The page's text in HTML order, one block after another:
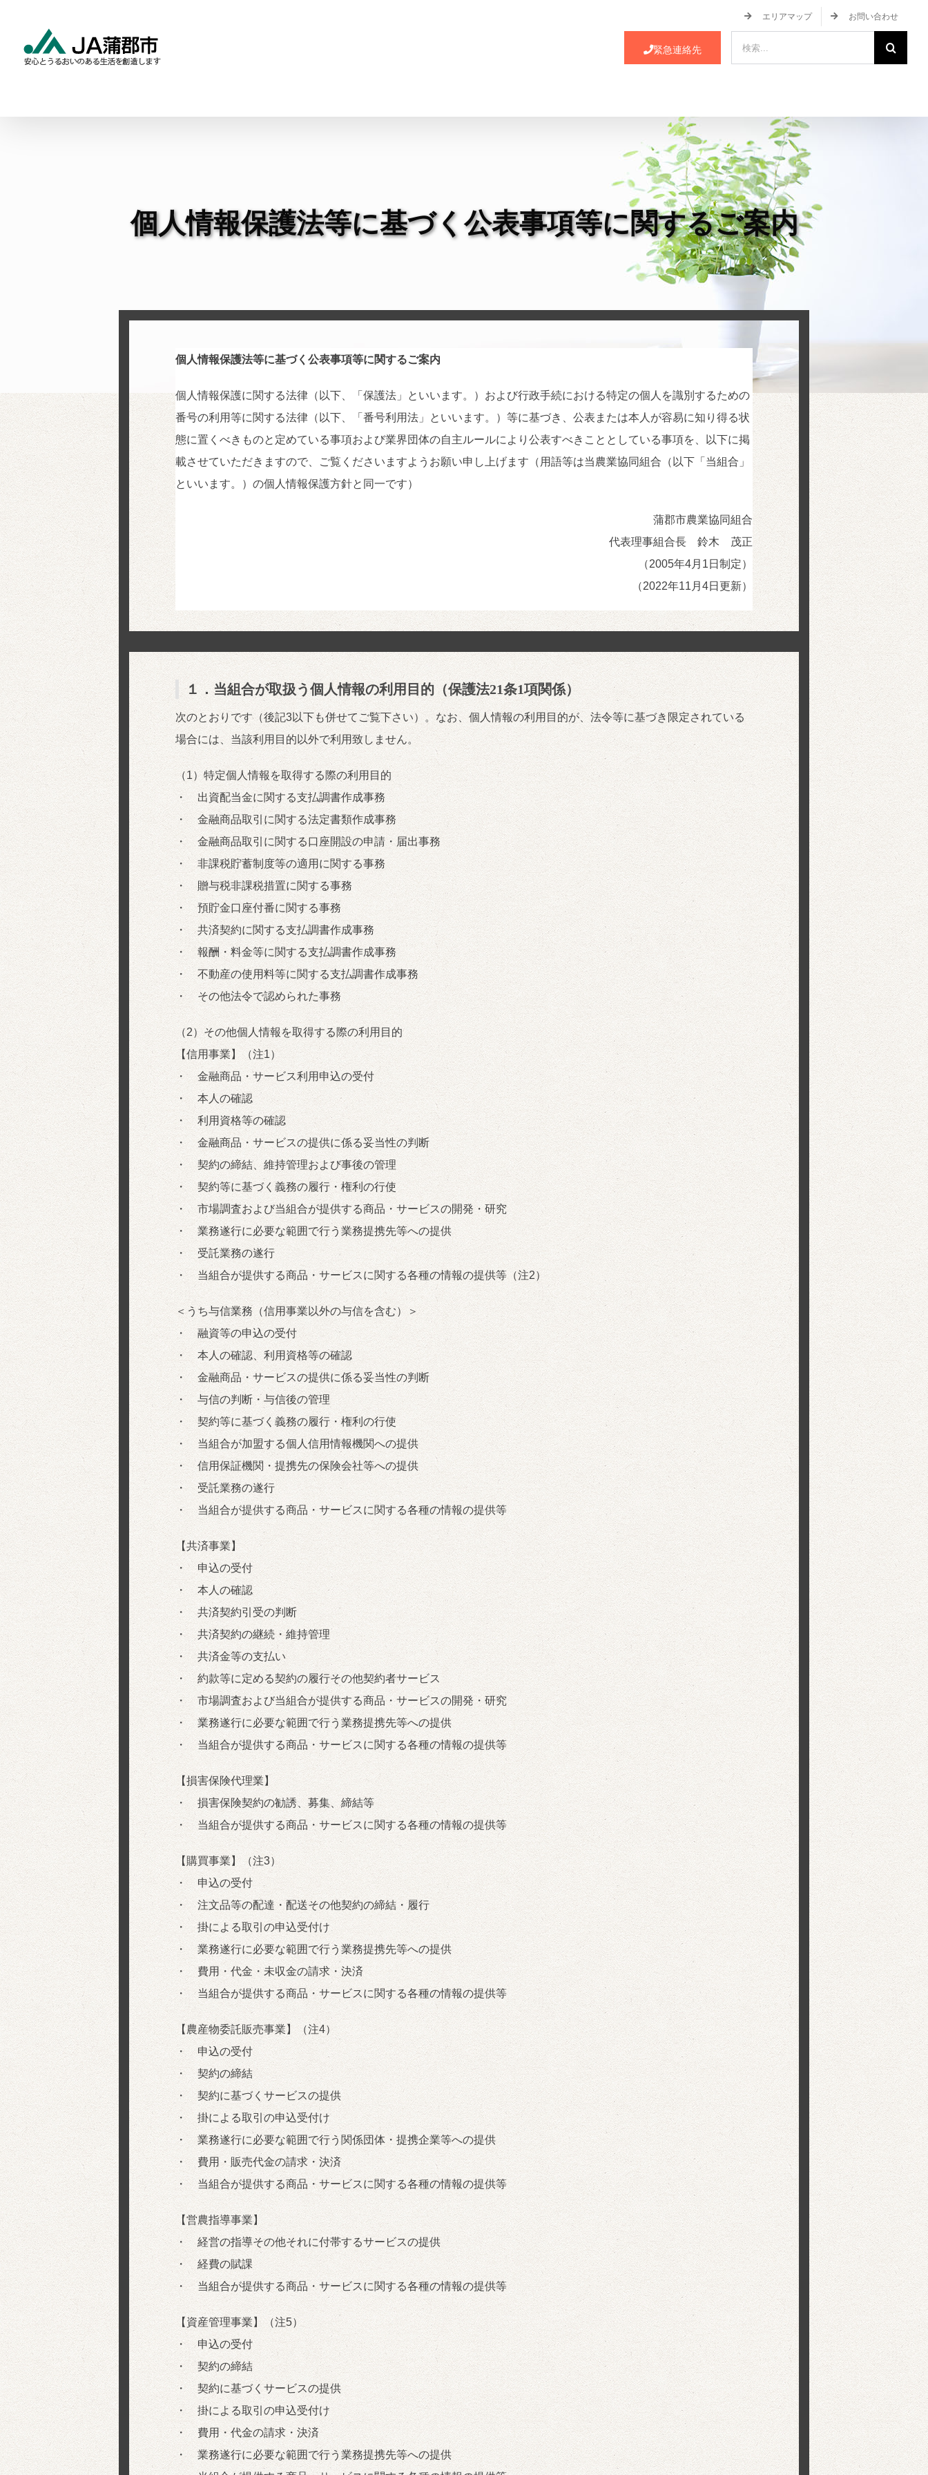
content
エリアマップ お問い合わせ
緊急連絡先
索
個人情報保護法等に基づく公表事項等に関するご案内
個人情報保護法等に基づく公表事項等に関するご案内
個人情報保護に関する法律（以下、「保護法」といいます。）および行政手続における特定の個人を識別するための
番号の利用等に関する法律（以下、「番号利用法」といいます。）等に基づき、公表または本人が容易に知り得る状
態に置くべきものと定めている事項および業界団体の自主ルールにより公表すべきこととしている事項を、以下に掲
載させていただきますので、ご覧くださいますようお願い申し上げます（用語等は当農業協同組合（以下「当組合」
といいます。）の個人情報保護方針と同一です）
蒲郡市農業協同組合
代表理事組合長 鈴木 茂正
（2005年4月1日制定）
（2022年11月4日更新）
１．当組合が取扱う個人情報の利用目的（保護法21条1項関係）
次のとおりです（後記3以下も併せてご覧下さい）。なお、個人情報の利用目的が、法令等に基づき限定されている
場合には、当該利用目的以外で利用致しません。
（1）特定個人情報を取得する際の利用目的
・ 出資配当金に関する支払調書作成事務
・ 金融商品取引に関する法定書類作成事務
・ 金融商品取引に関する口座開設の申請・届出事務
・ 非課税貯蓄制度等の適用に関する事務
・ 贈与税非課税措置に関する事務
・ 預貯金口座付番に関する事務
・ 共済契約に関する支払調書作成事務
・ 報酬・料金等に関する支払調書作成事務
・ 不動産の使用料等に関する支払調書作成事務
・ その他法令で認められた事務
（2）その他個人情報を取得する際の利用目的
【信用事業】（注1）
・ 金融商品・サービス利用申込の受付
・ 本人の確認
・ 利用資格等の確認
・ 金融商品・サービスの提供に係る妥当性の判断
・ 契約の締結、維持管理および事後の管理
・ 契約等に基づく義務の履行・権利の行使
・ 市場調査および当組合が提供する商品・サービスの開発・研究
・ 業務遂行に必要な範囲で行う業務提携先等への提供
・ 受託業務の遂行
・ 当組合が提供する商品・サービスに関する各種の情報の提供等（注2）
＜うち与信業務（信用事業以外の与信を含む）＞
・ 融資等の申込の受付
・ 本人の確認、利用資格等の確認
・ 金融商品・サービスの提供に係る妥当性の判断
・ 与信の判断・与信後の管理
・ 契約等に基づく義務の履行・権利の行使
・ 当組合が加盟する個人信用情報機関への提供
・ 信用保証機関・提携先の保険会社等への提供
・ 受託業務の遂行
・ 当組合が提供する商品・サービスに関する各種の情報の提供等
【共済事業】
・ 申込の受付
・ 本人の確認
・ 共済契約引受の判断
・ 共済契約の継続・維持管理
・ 共済金等の支払い
・ 約款等に定める契約の履行その他契約者サービス
・ 市場調査および当組合が提供する商品・サービスの開発・研究
・ 業務遂行に必要な範囲で行う業務提携先等への提供
・ 当組合が提供する商品・サービスに関する各種の情報の提供等
【損害保険代理業】
・ 損害保険契約の勧誘、募集、締結等
・ 当組合が提供する商品・サービスに関する各種の情報の提供等
【購買事業】（注3）
・ 申込の受付
・ 注文品等の配達・配送その他契約の締結・履行
・ 掛による取引の申込受付け
・ 業務遂行に必要な範囲で行う業務提携先等への提供
・ 費用・代金・未収金の請求・決済
・ 当組合が提供する商品・サービスに関する各種の情報の提供等
【農産物委託販売事業】（注4）
・ 申込の受付
・ 契約の締結
・ 契約に基づくサービスの提供
・ 掛による取引の申込受付け
・ 業務遂行に必要な範囲で行う関係団体・提携企業等への提供
・ 費用・販売代金の請求・決済
・ 当組合が提供する商品・サービスに関する各種の情報の提供等
【営農指導事業】
・ 経営の指導その他それに付帯するサービスの提供
・ 経費の賦課
・ 当組合が提供する商品・サービスに関する各種の情報の提供等
【資産管理事業】（注5）
・ 申込の受付
・ 契約の締結
・ 契約に基づくサービスの提供
・ 掛による取引の申込受付け
・ 費用・代金の請求・決済
・ 業務遂行に必要な範囲で行う業務提携先等への提供